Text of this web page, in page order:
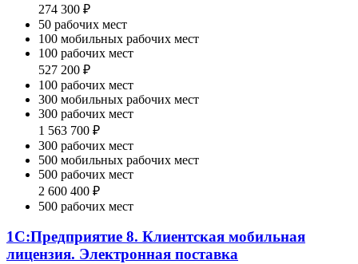
274 300 ₽
50 рабочих мест
100 мобильных рабочих мест
100 рабочих мест
527 200 ₽
100 рабочих мест
300 мобильных рабочих мест
300 рабочих мест
1 563 700 ₽
300 рабочих мест
500 мобильных рабочих мест
500 рабочих мест
2 600 400 ₽
500 рабочих мест
1С:Предприятие 8. Клиентская мобильная
лицензия. Электронная поставка